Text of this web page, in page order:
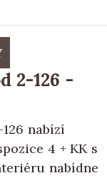
2-126 -
nabízí
4 + KK s
nabídne